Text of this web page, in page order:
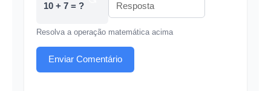
10 + 7 = ?
Resolva a operação matemática acima
Enviar Comentário